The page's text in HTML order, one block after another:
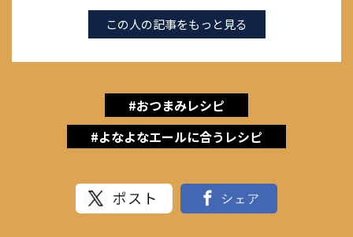
この人の記事をもっと見る
#おつまみレシピ
#よなよなエールに合うレシピ